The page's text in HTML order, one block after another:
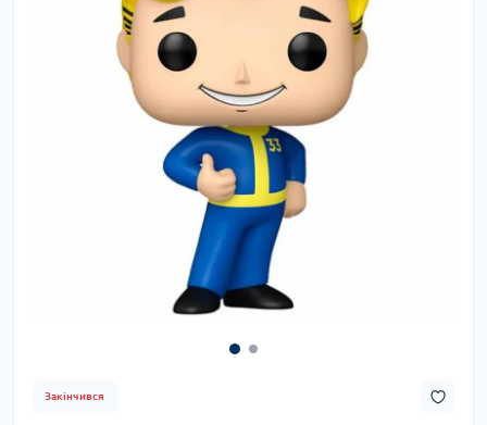
Закінчився